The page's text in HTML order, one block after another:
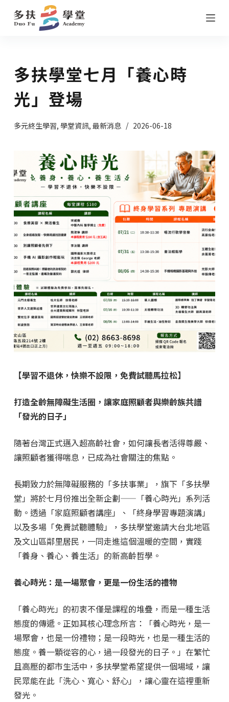
跳
至
內
容
多扶學堂七月「養心時
光」登場
多元終生學習, 學堂資訊, 最新消息 2026-06-18
【學習不退休，快樂不設限，免費試聽馬拉松】
打造全齡無障礙生活圈，讓家庭照顧者與樂齡族共譜
「發光的日子」
隨著台灣正式邁入超高齡社會，如何讓長者活得尊嚴、
讓照顧者獲得喘息，已成為社會關注的焦點。
長期致力於無障礙服務的「多扶事業」，旗下「多扶學
堂」將於七月份推出全新企劃——「養心時光」系列活
動。透過「家庭照顧者講座」、「終身學習專題演講」
以及多場「免費試聽體驗」，多扶學堂邀請大台北地區
及文山區鄰里居民，一同走進這個溫暖的空間，實踐
「養身、養心、養生活」的新高齡哲學。
養心時光：是一場聚會，更是一份生活的禮物
「養心時光」的初衷不僅是課程的堆疊，而是一種生活
態度的傳遞。正如其核心理念所言：「養心時光，是一
場聚會，也是一份禮物；是一段時光，也是一種生活的
態度。養一顆從容的心，過一段發光的日子。」在繁忙
且高壓的都市生活中，多扶學堂希望提供一個場域，讓
民眾能在此「洗心、寬心、舒心」，讓心靈在這裡重新
發光。